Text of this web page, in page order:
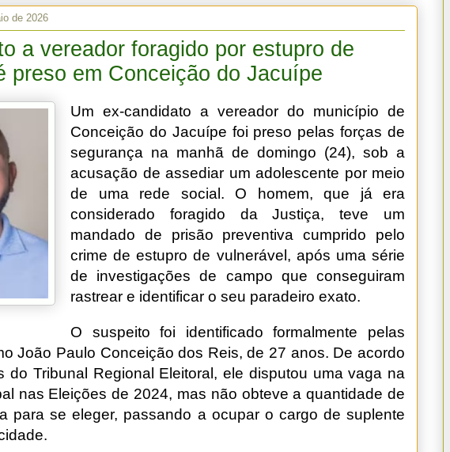
de 2026
a vereador foragido por estupro de
preso em Conceição do Jacuípe
Um ex-candidato a vereador do município de
Conceição do Jacuípe foi preso pelas forças de
segurança na manhã de domingo (24), sob a
acusação de assediar um adolescente por meio
de uma rede social. O homem, que já era
considerado foragido da Justiça, teve um
mandado de prisão preventiva cumprido pelo
crime de estupro de vulnerável, após uma série
de investigações de campo que conseguiram
rastrear e identificar o seu paradeiro exato.
O suspeito foi identificado formalmente pelas
João Paulo Conceição dos Reis, de 27 anos. De acordo
do Tribunal Regional Eleitoral, ele disputou uma vaga na
nas Eleições de 2024, mas não obteve a quantidade de
para se eleger, passando a ocupar o cargo de suplente